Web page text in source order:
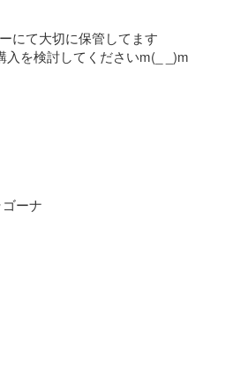
にて大切に保管してます
入を検討してくださいm(_ _)m
ーナ